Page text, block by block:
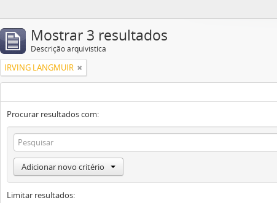
Mostrar 3 resultados
Descrição arquivística
IRVING LANGMUIR
Procurar resultados com:
Adicionar novo critério
Limitar resultados: